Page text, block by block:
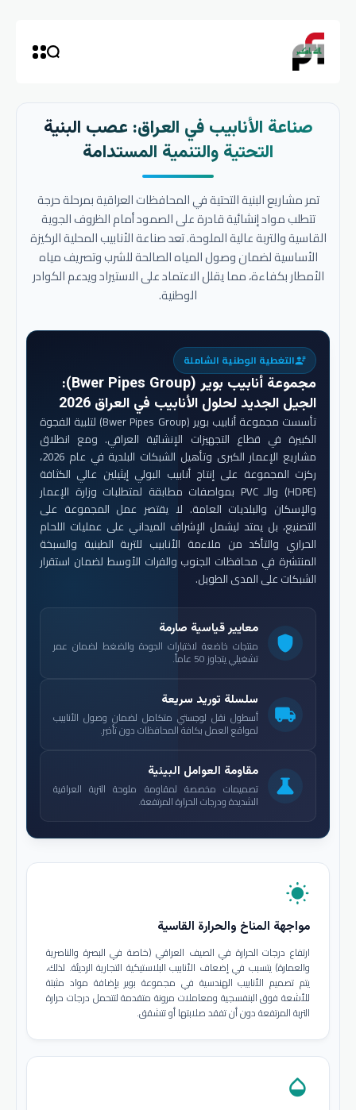
صناعة الأنابيب في العراق: عصب البنية
التحتية والتنمية المستدامة
تمر مشاريع البنية التحتية في المحافظات العراقية بمرحلة حرجة
تتطلب مواد إنشائية قادرة على الصمود أمام الظروف الجوية
القاسية والتربة عالية الملوحة. تعد صناعة الأنابيب المحلية الركيزة
الأساسية لضمان وصول المياه الصالحة للشرب وتصريف مياه
الأمطار بكفاءة، مما يقلل الاعتماد على الاستيراد ويدعم الكوادر
الوطنية.
engineeringالتغطية الوطنية الشاملة
مجموعة أنابيب بوير (Bwer Pipes Group)
:
الجيل الجديد لحلول الأنابيب في العراق 2026
تأسست مجموعة أنابيب بوير (Bwer Pipes Group) لتلبية الفجوة
الكبيرة في قطاع التجهيزات الإنشائية العراقي. ومع انطلاق
مشاريع الإعمار الكبرى وتأهيل الشبكات البلدية في عام 2026،
ركزت المجموعة على إنتاج أنابيب البولي إيثيلين عالي الكثافة
(HDPE) والـ PVC بمواصفات مطابقة لمتطلبات وزارة الإعمار
والإسكان والبلديات العامة. لا يقتصر عمل المجموعة على
التصنيع، بل يمتد ليشمل الإشراف الميداني على عمليات اللحام
الحراري والتأكد من ملاءمة الأنابيب للتربة الطينية والسبخة
المنتشرة في محافظات الجنوب والفرات الأوسط لضمان استقرار
الشبكات على المدى الطويل.
shield
معايير قياسية صارمة
منتجات خاضعة لاختبارات الجودة والضغط لضمان عمر
تشغيلي يتجاوز 50 عاماً.
local_shipping
سلسلة توريد سريعة
أسطول نقل لوجستي متكامل لضمان وصول الأنابيب
لمواقع العمل بكافة المحافظات دون تأخير.
science
مقاومة العوامل البيئية
تصميمات مخصصة لمقاومة ملوحة التربة العراقية
الشديدة ودرجات الحرارة المرتفعة.
wb_sunny
مواجهة المناخ والحرارة القاسية
ارتفاع درجات الحرارة في الصيف العراقي (خاصة في البصرة والناصرية
والعمارة) يتسبب في إضعاف الأنابيب البلاستيكية التجارية الرديئة. لذلك،
يتم تصميم الأنابيب الهندسية في مجموعة بوير بإضافة مواد مثبتة
للأشعة فوق البنفسجية ومعاملات مرونة متقدمة لتتحمل درجات حرارة
التربة المرتفعة دون أن تفقد صلابتها أو تتشقق.
opacity